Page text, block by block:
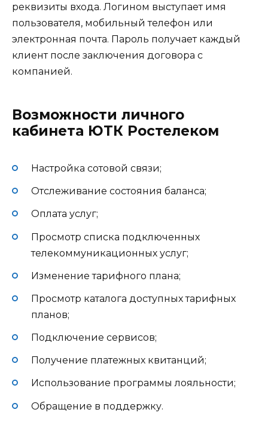
реквизиты входа. Логином выступает имя
пользователя, мобильный телефон или
электронная почта. Пароль получает каждый
клиент после заключения договора с
компанией.
Возможности личного
кабинета ЮТК Ростелеком
Настройка сотовой связи;
Отслеживание состояния баланса;
Оплата услуг;
Просмотр списка подключенных
телекоммуникационных услуг;
Изменение тарифного плана;
Просмотр каталога доступных тарифных
планов;
Подключение сервисов;
Получение платежных квитанций;
Использование программы лояльности;
Обращение в поддержку.